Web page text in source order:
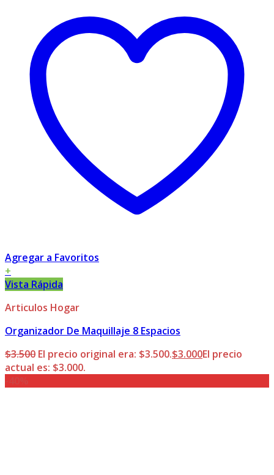
Agregar a Favoritos
+
Vista Rápida
Articulos Hogar
Organizador De Maquillaje 8 Espacios
$3.500 El precio original era: $3.500.$3.000El precio
actual es: $3.000.